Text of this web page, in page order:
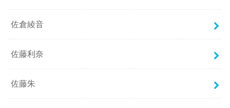
佐倉綾音
佐藤利奈
佐藤朱